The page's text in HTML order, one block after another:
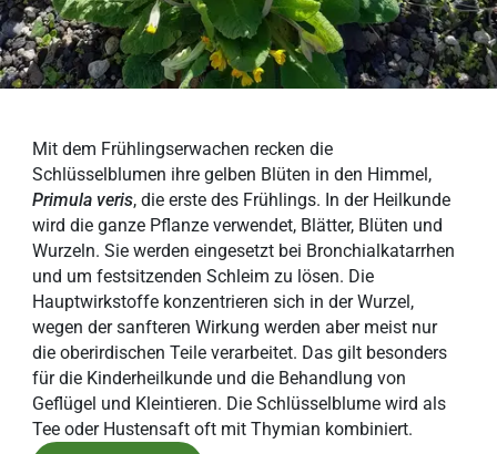
Mit dem Frühlingserwachen recken die
Schlüsselblumen ihre gelben Blüten in den Himmel,
Primula veris, die erste des Frühlings. In der Heilkunde
wird die ganze Pflanze verwendet, Blätter, Blüten und
Wurzeln. Sie werden eingesetzt bei Bronchialkatarrhen
und um festsitzenden Schleim zu lösen. Die
Hauptwirkstoffe konzentrieren sich in der Wurzel,
wegen der sanfteren Wirkung werden aber meist nur
die oberirdischen Teile verarbeitet. Das gilt besonders
für die Kinderheilkunde und die Behandlung von
Geflügel und Kleintieren. Die Schlüsselblume wird als
Tee oder Hustensaft oft mit Thymian kombiniert.